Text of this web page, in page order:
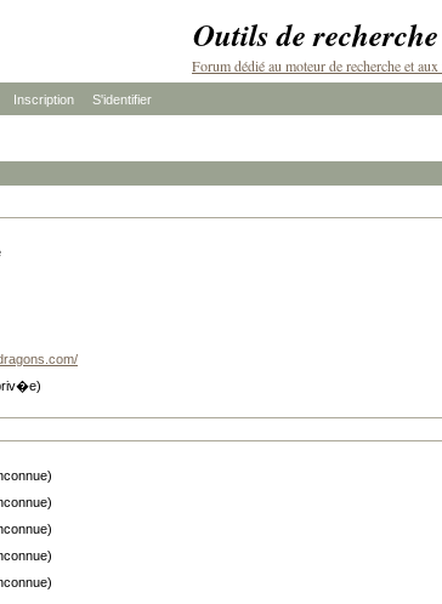
Outils de
Forum dédié au moteur de recherche et
Inscription S'identifier